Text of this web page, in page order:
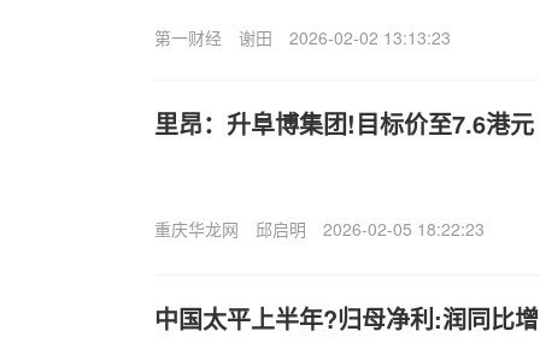
第一财经 谢田 2026-02-02 13:13:23
里昂：升阜博集团!目标价至7.6港
重庆华龙网 邱启明 2026-02-05 18:22:23
中国太平上半年?归母净利:润同比